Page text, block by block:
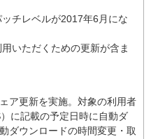
チレベルが2017年6月にな
いただくための更新が含ま
ア更新を実施。対象の利用者
に記載の予定日時に自動ダ
ダウンロードの時間変更・取